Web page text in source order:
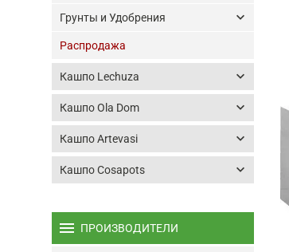
Грунты и Удобрения keyboard_arrow_down
Распродажа
Кашпо Lechuza keyboard_arrow_down
Кашпо Ola Dom keyboard_arrow_down
Кашпо Artevasi keyboard_arrow_down
Кашпо Cosapots keyboard_arrow_down
menu ПРОИЗВОДИТЕЛИ